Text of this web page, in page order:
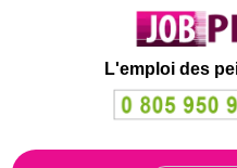
L'emploi des